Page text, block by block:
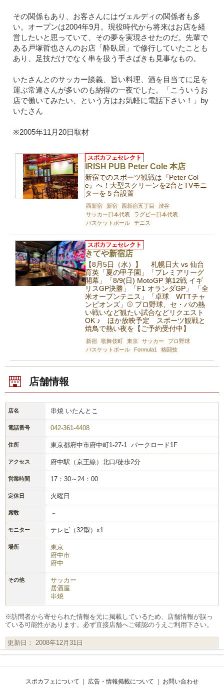
その関係もあり、お客さんにはヴェルディの関係者も多
い。オープンは2004年9月。現役時代から将来はお店を経
営したいと思っていて、その夢を実現させたのだ。先輩で
ある戸塚哲也さんのお店「酔臥居」で修行していたことも
あり、足技だけでなく串を扱う手さばきも見事なもの。
いたさんとのサッカー談義、旨い料理、酒を目当てに足を
運ぶ常連さんが多いのも納得の一夜でした。「こういうお
店で働いてみたい、という方はお気軽に電話下さい！」by
いたさん
※2005年11月20日取材
IRISH PUB Peter Cole 本店
スポカフェセレクト
新宿でのスポーツ観戦は『Peter Col
e』へ！大型スクリーンを2台とTVモニ
ターを５台設置
西新宿 新宿 西新宿五丁目
渋谷
サッカー日本代表
ラグビー日本代表
バスケットボール
テニス
きてや新宿店
スポカフェセレクト
【8月5日（水）】 札幌日大 vs 仙台
育英「夏の甲子園」「プレミアリーグ
開幕」「8/9(日) MotoGP 第12戦 イギ
リスGP決勝」「F1 オランダGP」 「全
米オープンテニス」「卓球 WTTチャ
ンピオンズ」⚾️ プロ野球、セ・パの熱
い戦いなど観たい試合などリクエスト
OK ♪ ほか放映予定 スポーツ観戦と
焼鳥で熱い夜を【ご予約受付中】
新宿 歌舞伎町 東京 サッカー
プロ野球
バスケットボール
Formula1 格闘技
店舗情報
店名 串焼 いたんとこ
電話番号 042-361-4408
住所 東京都府中市府中町1-27-1 パークロード1F
アクセス 府中駅（京王線）北口/徒歩2分
営業時間 17：30～24：00
定休日 火曜日
席数 －
モニター テレビ（32型）x1
場所
東京
府中市
府中
その他
サッカー
居酒屋
串焼
※訪問者から寄せられた情報を元に掲載しているため、店舗情報が誤っ
ている可能性があります。必ず直接店舗へご確認のうえご利用下さい。
更新日： 2008年12月31日
スポカフェについて | 広告・情報掲載について | お問い合わせ